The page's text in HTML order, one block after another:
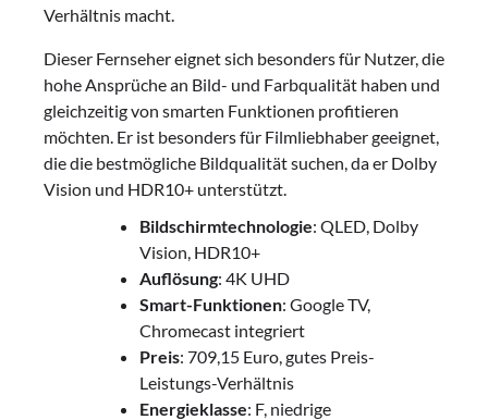
Verhältnis macht.
Dieser Fernseher eignet sich besonders für Nutzer, die
hohe Ansprüche an Bild- und Farbqualität haben und
gleichzeitig von smarten Funktionen profitieren
möchten. Er ist besonders für Filmliebhaber geeignet,
die die bestmögliche Bildqualität suchen, da er Dolby
Vision und HDR10+ unterstützt.
Bildschirmtechnologie: QLED, Dolby
Vision, HDR10+
Auflösung: 4K UHD
Smart-Funktionen: Google TV,
Chromecast integriert
Preis: 709,15 Euro, gutes Preis-
Leistungs-Verhältnis
Energieklasse: F, niedrige